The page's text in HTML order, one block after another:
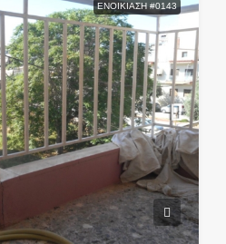
ΕΝΟΙΚΊΑΣΗ #0143